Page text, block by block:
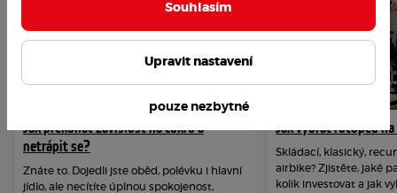
Jak překonat závislost na cukru a
netrápit se?
Znáte to. Dojedli jste oběd, polévku i hlavní
jídlo, ale necítíte úplnou spokojenost,
Jak vybrat rotoped
Skládací, klasický,
airbike? Zjistěte, jaké
kolik investovat a jak
Souhlasím
Upravit nastavení
pouze nezbytné